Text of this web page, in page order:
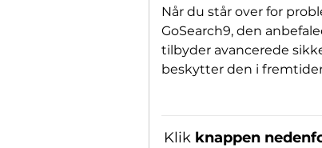
Når du står over for
GoSearch9, den
tilbyder avancerede
beskytter den i
Klik knappen